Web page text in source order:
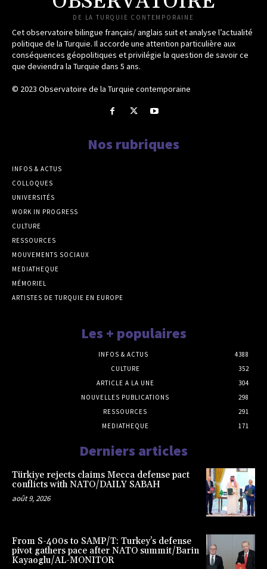
DE LA TURQUIE CONTEMPORAINE
Cet observatoire bilingue français/ anglais suit et analyse l’actualité
politique de la Turquie. Il accorde une attention particulière aux
conséquences géopolitiques et privilégie la question de savoir ce
que deviendra la Turquie dans 5 ans.
© 2023 Observatoire de la Turquie contemporaine
Nos rubriques
INFOS & ACTUS
COLLOQUES
UNIVERSITÉS
WORK IN PROGRESS
CULTURE
RESSOURCES
MOUVEMENTS SOCIAUX
MEDIATHEQUE
MÉMORIEL
ARTISTES DE TURQUIE EN EUROPE
Les + populaires
INFOS & ACTUS
4388
CULTURE
352
ARTICLE A LA UNE
304
NOUVELLES PUBLICATIONS
298
RESSOURCES
291
MEDIATHEQUE
171
Derniers articles
Türkiye rejects claims Mecca defense pact
conflicts with NATO/DAILY SABAH
août 9, 2026
From S-400s to SAMP/T: Turkey’s defense
pivot gathers pace after NATO summit/Barin
Kayaoglu/AL-MONITOR